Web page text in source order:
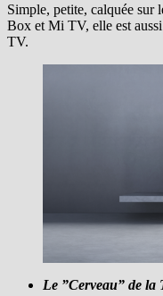
Simple, petite, calquée sur
Box et Mi TV, elle est aussi
TV.
Le ”Cerveau” de la